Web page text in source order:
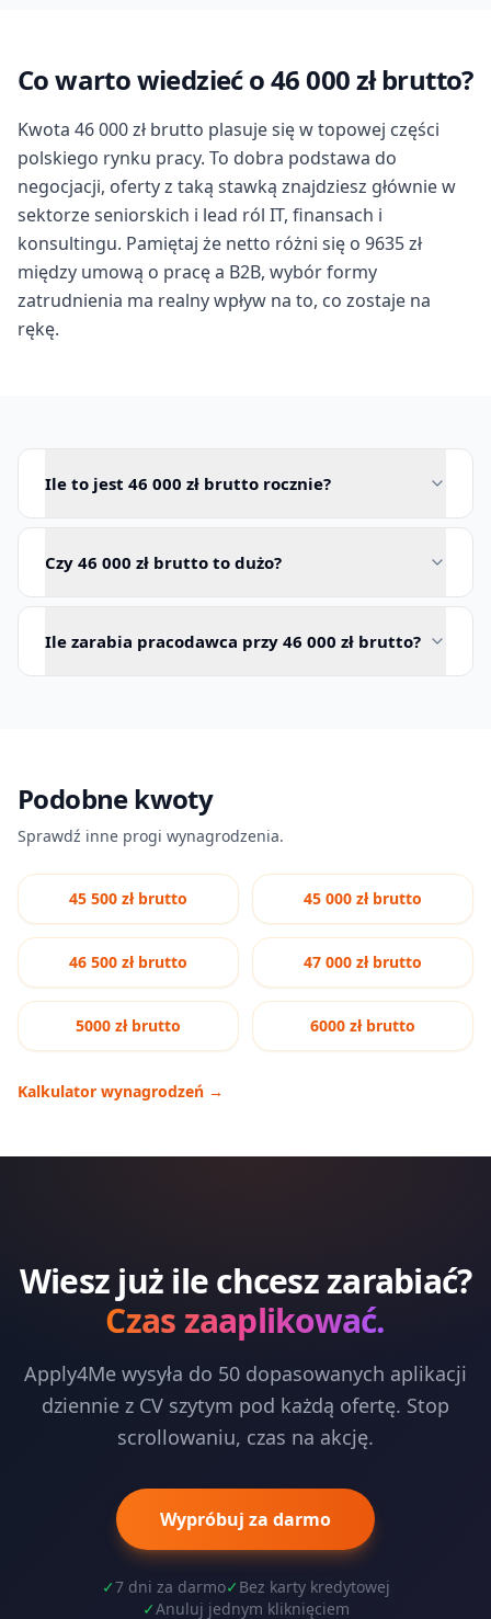
Co warto wiedzieć o 46 000 zł brutto?
Kwota 46 000 zł brutto plasuje się w topowej części
polskiego rynku pracy. To dobra podstawa do
negocjacji, oferty z taką stawką znajdziesz głównie w
sektorze seniorskich i lead ról IT, finansach i
konsultingu. Pamiętaj że netto różni się o 9635 zł
między umową o pracę a B2B, wybór formy
zatrudnienia ma realny wpływ na to, co zostaje na
rękę.
Ile to jest 46 000 zł brutto rocznie?
Czy 46 000 zł brutto to dużo?
Ile zarabia pracodawca przy 46 000 zł brutto?
Podobne kwoty
Sprawdź inne progi wynagrodzenia.
45 500 zł brutto 45 000 zł brutto
46 500 zł brutto 47 000 zł brutto
5000 zł brutto 6000 zł brutto
Kalkulator wynagrodzeń →
Wiesz już ile chcesz zarabiać?
Czas zaaplikować.
Apply4Me wysyła do 50 dopasowanych aplikacji
dziennie z CV szytym pod każdą ofertę. Stop
scrollowaniu, czas na akcję.
Wypróbuj za darmo
✓7 dni za darmo✓ Bez karty kredytowej
✓Anuluj jednym kliknięciem